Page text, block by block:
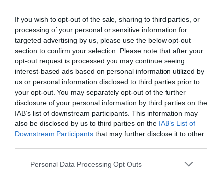
If you wish to opt-out of the sale, sharing to third parties, or
processing of your personal or sensitive information for
targeted advertising by us, please use the below opt-out
section to confirm your selection. Please note that after your
opt-out request is processed you may continue seeing
interest-based ads based on personal information utilized by
us or personal information disclosed to third parties prior to
your opt-out. You may separately opt-out of the further
disclosure of your personal information by third parties on the
IAB’s list of downstream participants. This information may
also be disclosed by us to third parties on the IAB’s List of
Downstream Participants that may further disclose it to other
Personal Data Processing Opt Outs
Shtuarmë 12.04.2022 10:38
Tags:
abuzimi me tenderin e uniformave te
policise
apeli
zyrtaret e ministrise se
brendshme